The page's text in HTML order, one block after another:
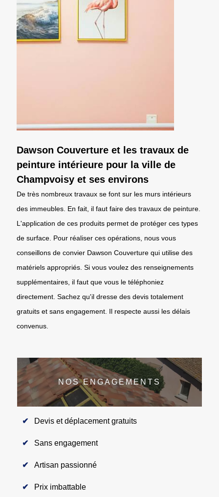
Dawson Couverture et les travaux de
peinture intérieure pour la ville de
Champvoisy et ses environs
De très nombreux travaux se font sur les murs intérieurs
des immeubles. En fait, il faut faire des travaux de peinture.
L'application de ces produits permet de protéger ces types
de surface. Pour réaliser ces opérations, nous vous
conseillons de convier Dawson Couverture qui utilise des
matériels appropriés. Si vous voulez des renseignements
supplémentaires, il faut que vous le téléphoniez
directement. Sachez qu'il dresse des devis totalement
gratuits et sans engagement. Il respecte aussi les délais
convenus.
NOS ENGAGEMENTS
Devis et déplacement gratuits
Sans engagement
Artisan passionné
Prix imbattable